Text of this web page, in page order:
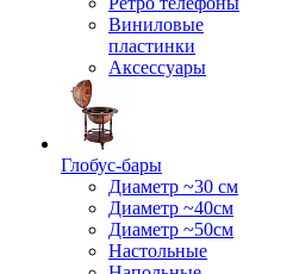
Виниловые
пластинки
Аксессуары
Глобус-бары
Диаметр ~30 см
Диаметр ~40см
Диаметр ~50см
Настольные